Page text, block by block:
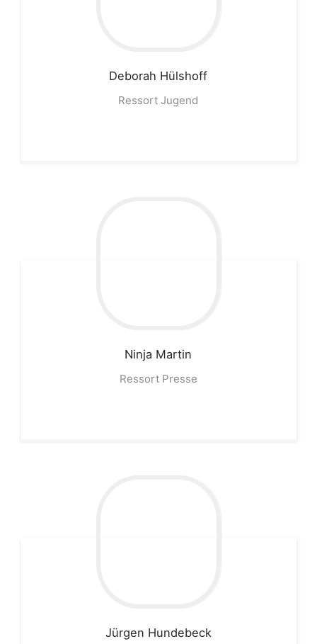
Deborah Hülshoff
Ressort Jugend
Ninja Martin
Ressort Presse
Jürgen Hundebeck